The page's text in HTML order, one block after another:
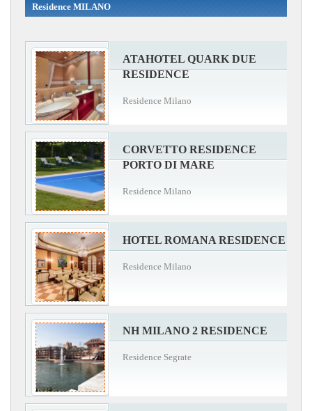
Residence MILANO
ATAHOTEL QUARK DUE
RESIDENCE
Residence Milano
CORVETTO RESIDENCE
PORTO DI MARE
Residence Milano
HOTEL ROMANA RESIDENCE
Residence Milano
NH MILANO 2 RESIDENCE
Residence Segrate